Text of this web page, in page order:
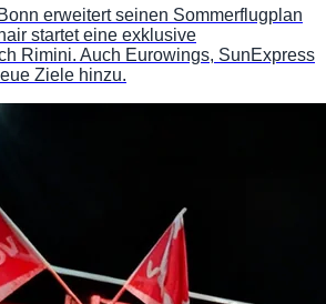
erweitert seinen Sommerflugplan
startet eine exklusive
Rimini. Auch Eurowings, SunExpress
Ziele hinzu.